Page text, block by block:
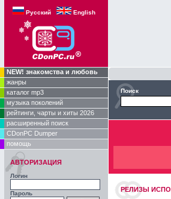
Русский English
NEW! знакомства и любовь
жанры
каталог mp3
музыка поколений
рейтинги, чарты и хиты 2026
расширенный поиск
CDonPC Dumper
помощь
АВТОРИЗАЦИЯ
Логин
Пароль
Поиск
РЕЛИЗЫ